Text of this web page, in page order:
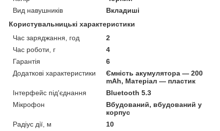
Вид навушників
Вкладиші
Користувальницькі характеристики
Час заряджання, год
2
Час роботи, г
4
Гарантія
6
Додаткові характеристики
Ємність акумулятора — 200
mAh, Матеріал — пластик
Інтерфейс під'єднання
Bluetooth 5.3
Мікрофон
Вбудований, вбудований у
корпус
Радіус дії, м
10